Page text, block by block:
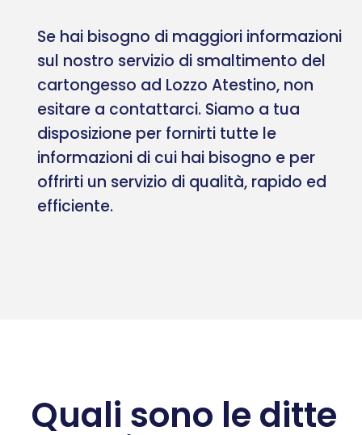
Se hai bisogno di maggiori informazioni
sul nostro servizio di smaltimento del
cartongesso ad Lozzo Atestino, non
esitare a contattarci. Siamo a tua
disposizione per fornirti tutte le
informazioni di cui hai bisogno e per
offrirti un servizio di qualità, rapido ed
efficiente.
Quali sono le ditte